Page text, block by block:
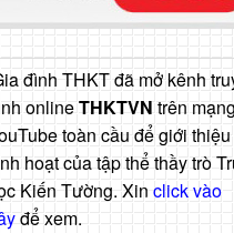
đình THKT đã mở kênh
onlineTHKTVN trên mạng
toàn cầu để giới
hoạt của tập thể thầy trò
Kiến Tường. Xin click vào
để xem.